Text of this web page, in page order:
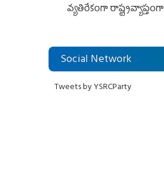
వ్యతిరేకంగా రాష్ట్రవ్యాప్తంగా
ఆందోళనలు
Social Network
Tweets by YSRCParty